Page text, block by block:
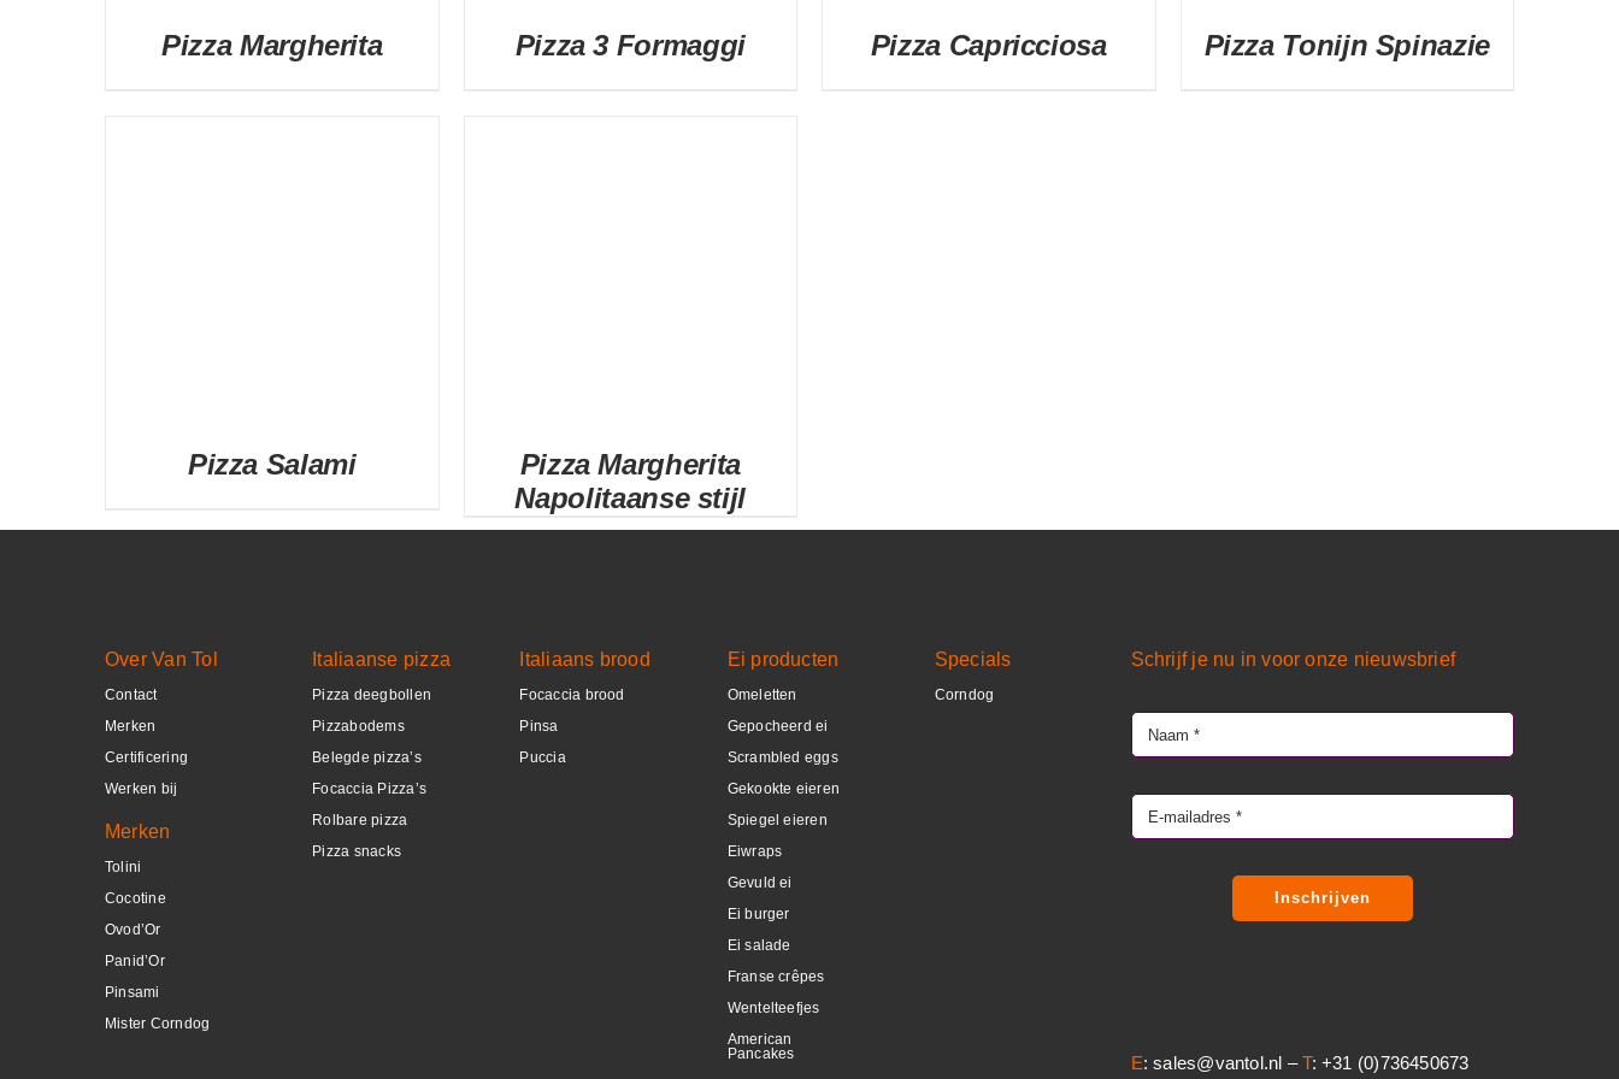
Pizza Margherita Pizza 3 Formaggi Pizza Capricciosa Pizza Tonijn Spinazie
Pizza Salami
Pizza Margherita
Napolitaanse stijl
Over Van Tol
Contact
Merken
Certificering
Werken bij
Merken
Tolini
Cocotine
Ovod’Or
Panid’Or
Pinsami
Mister Corndog
Italiaanse pizza
Pizza deegbollen
Pizzabodems
Belegde pizza’s
Focaccia Pizza’s
Rolbare pizza
Pizza snacks
Italiaans brood
Focaccia brood
Pinsa
Puccia
Ei producten
Omeletten
Gepocheerd ei
Scrambled eggs
Gekookte eieren
Spiegel eieren
Eiwraps
Gevuld ei
Ei burger
Ei salade
Franse crêpes
Wentelteefjes
American
Pancakes
Specials
Corndog
Schrijf je nu in voor onze nieuwsbrief
Inschrijven
E: sales@vantol.nl –T: +31 (0)736450673